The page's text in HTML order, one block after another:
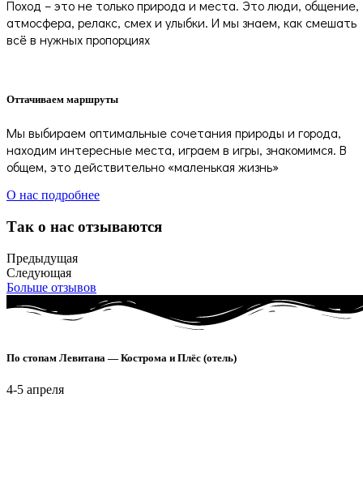
Поход – это не только природа и места. Это люди, общение,
атмосфера, релакс, смех и улыбки. И мы знаем, как смешать
всё в нужных пропорциях
Оттачиваем маршруты
Мы выбираем оптимальные сочетания природы и города,
находим интересные места, играем в игры, знакомимся. В
общем, это действительно «маленькая жизнь»
О нас подробнее
Так о нас отзываются
Предыдущая
Следующая
Больше отзывов
По стопам Левитана — Кострома и Плёс (отель)
4-5 апреля